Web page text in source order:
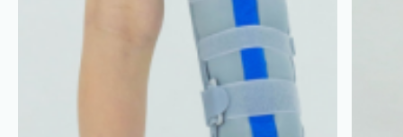
conform tabelului disponibil pe ambalaj, este
obligatorie pentru a garanta siguranța și eficacitatea.
Orteza este destinată utilizării de către un singur
pacient. Utilizarea la copii, persoane cu tulburări de
memorie sau afecțiuni psihice trebuie realizată
exclusiv sub supravegherea unui tutore. Nu încercați
să reparați sau să modificați structura produsului pe